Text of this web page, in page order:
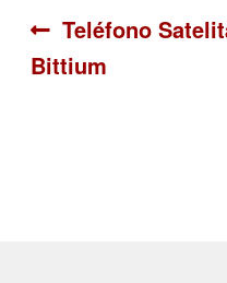
de
Anterior:
Teléfono
Bittium